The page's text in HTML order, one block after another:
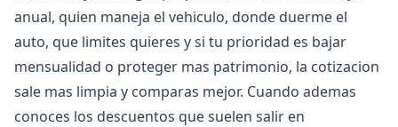
anual, quien maneja el vehiculo, donde duerme el
auto, que limites quieres y si tu prioridad es bajar
mensualidad o proteger mas patrimonio, la cotizacion
sale mas limpia y comparas mejor. Cuando ademas
conoces los descuentos que suelen salir en